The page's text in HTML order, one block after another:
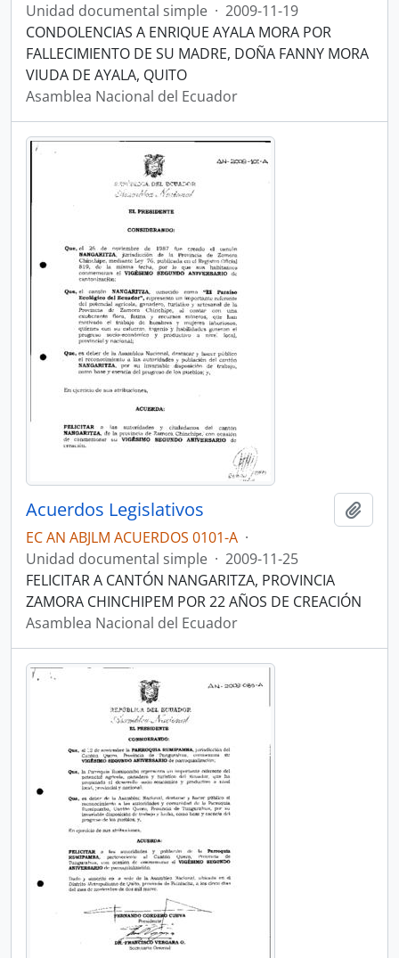
Unidad documental simple · 2009-11-19
CONDOLENCIAS A ENRIQUE AYALA MORA POR
FALLECIMIENTO DE SU MADRE, DOÑA FANNY MORA
VIUDA DE AYALA, QUITO
Asamblea Nacional del Ecuador
Acuerdos Legislativos
EC AN ABJLM ACUERDOS 0101-A ·
Unidad documental simple · 2009-11-25
FELICITAR A CANTÓN NANGARITZA, PROVINCIA
ZAMORA CHINCHIPEM POR 22 AÑOS DE CREACIÓN
Asamblea Nacional del Ecuador